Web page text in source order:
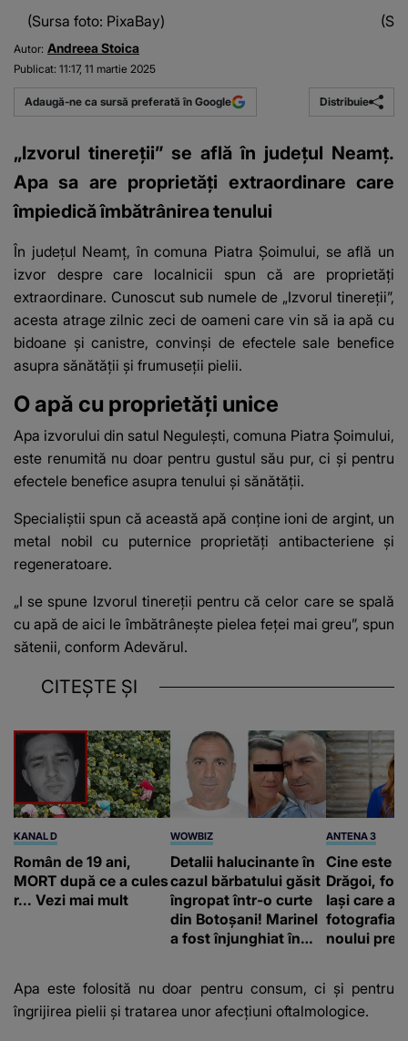
(Sursa foto: PixaBay)
Autor: Andreea Stoica
Publicat: 11:17, 11 martie 2025
Adaugă-ne ca sursă preferată în Google Distribuie
„Izvorul tinereţii” se află în județul Neamț.
Apa sa are proprietăţi extraordinare care
împiedică îmbătrânirea tenului
În județul Neamț, în comuna Piatra Șoimului, se află un
izvor despre care localnicii spun că are proprietăți
extraordinare. Cunoscut sub numele de „Izvorul tinereții”,
acesta atrage zilnic zeci de oameni care vin să ia apă cu
bidoane și canistre, convinși de efectele sale benefice
asupra sănătății și frumuseții pielii.
O apă cu proprietăți unice
Apa izvorului din satul Negulești, comuna Piatra Șoimului,
este renumită nu doar pentru gustul său pur, ci și pentru
efectele benefice asupra tenului și sănătății.
Specialiștii spun că această apă conține ioni de argint, un
metal nobil cu puternice proprietăți antibacteriene și
regeneratoare.
„I se spune Izvorul tinereții pentru că celor care se spală
cu apă de aici le îmbătrânește pielea feței mai greu”, spun
sătenii, conform Adevărul.
CITEȘTE ȘI
KANAL D
Român de 19 ani,
MORT după ce a cules
r... Vezi mai mult
WOWBIZ
Detalii halucinante în
cazul bărbatului găsit
îngropat într-o curte
din Botoșani! Marinel
a fost înjunghiat în
suspecți
ANTENA 3
Cine este
Drăgoi,
Iași care a
fotografia
noului
Apa este folosită nu doar pentru consum, ci și pentru
îngrijirea pielii și tratarea unor afecțiuni oftalmologice.